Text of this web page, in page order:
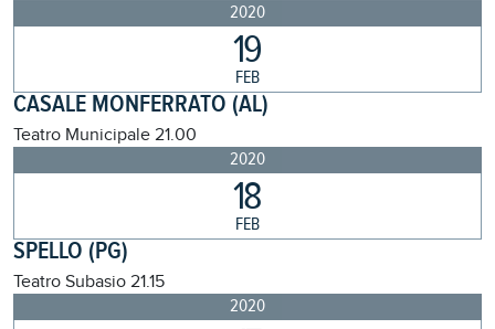
2020
19
FEB
CASALE MONFERRATO (AL)
Teatro Municipale 21.00
2020
18
FEB
SPELLO (PG)
Teatro Subasio 21.15
2020